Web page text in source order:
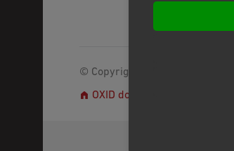
© Copyright 2003 – 2026, OXID
OXID docs